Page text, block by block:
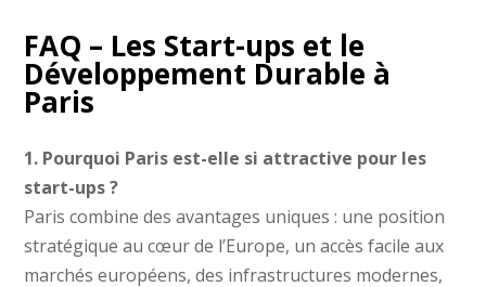
FAQ – Les Start-ups et le
Développement Durable à
Paris
1. Pourquoi Paris est-elle si attractive pour les
start-ups ?
Paris combine des avantages uniques : une position
stratégique au cœur de l’Europe, un accès facile aux
marchés européens, des infrastructures modernes,